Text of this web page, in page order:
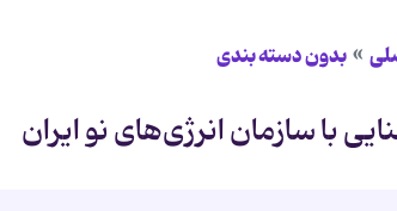
بدون دسته بندی
با سازمان انرژی‌های نو ایران